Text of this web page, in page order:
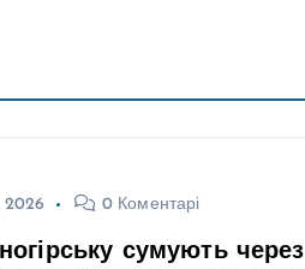
2026 0 Коментарі
сумують через